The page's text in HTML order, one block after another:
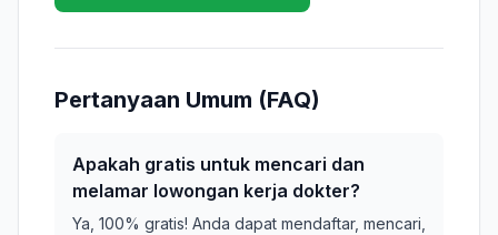
Pertanyaan Umum (FAQ)
Apakah gratis untuk mencari dan
melamar lowongan kerja dokter?
Ya, 100% gratis! Anda dapat mendaftar, mencari,